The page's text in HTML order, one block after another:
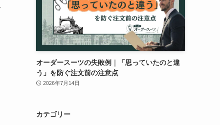
オーダースーツの失敗例｜「思っていたのと違
う」を防ぐ注文前の注意点
2026年7月14日
カテゴリー